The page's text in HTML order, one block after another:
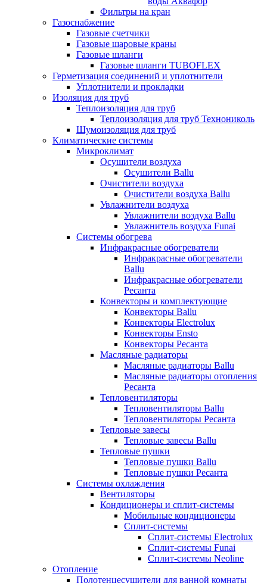
Фильтры на кран
Газоснабжение
Газовые счетчики
Газовые шаровые краны
Газовые шланги
Газовые шланги TUBOFLEX
Герметизация соединений и уплотнители
Уплотнители и прокладки
Изоляция для труб
Теплоизоляция для труб
Теплоизоляция для труб Технониколь
Шумоизоляция для труб
Климатические системы
Микроклимат
Осушители воздуха
Осушители Ballu
Очистители воздуха
Очистители воздуха Ballu
Увлажнители воздуха
Увлажнители воздуха Ballu
Увлажнитель воздуха Funai
Системы обогрева
Инфракрасные обогреватели
Инфракрасные обогреватели
Ballu
Инфракрасные обогреватели
Ресанта
Конвекторы и комплектующие
Конвекторы Ballu
Конвекторы Electrolux
Конвекторы Ensto
Конвекторы Ресанта
Масляные радиаторы
Масляные радиаторы Ballu
Масляные радиаторы отопления
Ресанта
Тепловентиляторы
Тепловентиляторы Ballu
Тепловентиляторы Ресанта
Тепловые завесы
Тепловые завесы Ballu
Тепловые пушки
Тепловые пушки Ballu
Тепловые пушки Ресанта
Системы охлаждения
Вентиляторы
Кондиционеры и сплит-системы
Мобильные кондиционеры
Сплит-системы
Сплит-системы Electrolux
Сплит-системы Funai
Сплит-системы Neoline
Отопление
Полотенцесушители для ванной комнаты